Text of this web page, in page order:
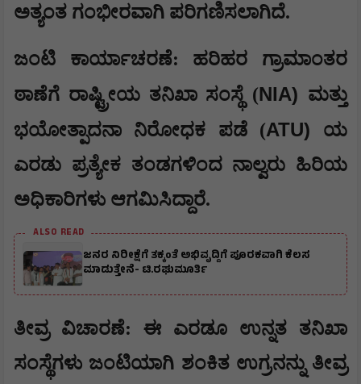
ಅತ್ಯಂತ ಗಂಭೀರವಾಗಿ ಪರಿಗಣಿಸಲಾಗಿದೆ.
ಜಂಟಿ ಕಾರ್ಯಾಚರಣೆ: ಹರಿಹರ ಗ್ರಾಮಾಂತರ
ಠಾಣೆಗೆ ರಾಷ್ಟ್ರೀಯ ತನಿಖಾ ಸಂಸ್ಥೆ (NIA) ಮತ್ತು
ಭಯೋತ್ಪಾದನಾ ನಿರೋಧಕ ಪಡೆ (ATU) ಯ
ಎರಡು ಪ್ರತ್ಯೇಕ ತಂಡಗಳಿಂದ ನಾಲ್ವರು ಹಿರಿಯ
ಅಧಿಕಾರಿಗಳು ಆಗಮಿಸಿದ್ದಾರೆ.
ALSO READ
ಜನರ ನಿರೀಕ್ಷೆಗೆ ತಕ್ಕಂತೆ ಅಭಿವೃದ್ದಿಗೆ ಪೂರಕವಾಗಿ ಕೆಲಸ
ಮಾಡುತ್ತೇನೆ- ಟಿ.ರಘುಮೂರ್ತಿ
ತೀವ್ರ ವಿಚಾರಣೆ: ಈ ಎರಡೂ ಉನ್ನತ ತನಿಖಾ
ಸಂಸ್ಥೆಗಳು ಜಂಟಿಯಾಗಿ ಶಂಕಿತ ಉಗ್ರನನ್ನು ತೀವ್ರ